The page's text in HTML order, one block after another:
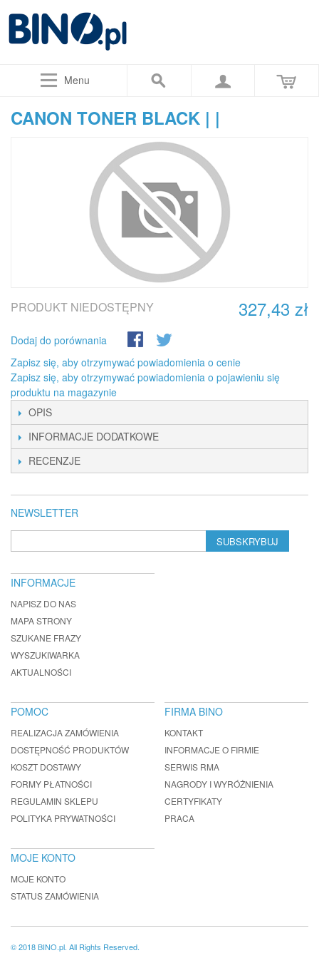
Menu
CANON TONER BLACK | |
327,43 zł
PRODUKT NIEDOSTĘPNY
Dodaj do porównania
Zapisz się, aby otrzymywać powiadomienia o cenie
Zapisz się, aby otrzymywać powiadomienia o pojawieniu się
produktu na magazynie
OPIS
INFORMACJE DODATKOWE
RECENZJE
NEWSLETTER
SUBSKRYBUJ
INFORMACJE
NAPISZ DO NAS
MAPA STRONY
SZUKANE FRAZY
WYSZUKIWARKA
AKTUALNOŚCI
POMOC
REALIZACJA ZAMÓWIENIA
DOSTĘPNOŚĆ PRODUKTÓW
KOSZT DOSTAWY
FORMY PŁATNOŚCI
REGULAMIN SKLEPU
POLITYKA PRYWATNOŚCI
FIRMA BINO
KONTAKT
INFORMACJE O FIRMIE
SERWIS RMA
NAGRODY I WYRÓŻNIENIA
CERTYFIKATY
PRACA
MOJE KONTO
MOJE KONTO
STATUS ZAMÓWIENIA
© 2018 BINO.pl. All Rights Reserved.